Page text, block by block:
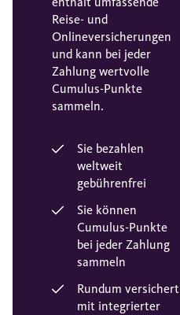
Reise- und
Onlineversicherungen
und kann bei jeder
Zahlung wertvolle
Cumulus-Punkte
sammeln.
Sie bezahlen
weltweit
gebührenfrei
Sie können
Cumulus-Punkte
bei jeder Zahlung
sammeln
Rundum versichert
mit integrierter